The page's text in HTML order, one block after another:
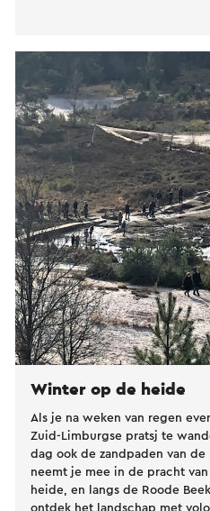
Winter op de heide
Als je na weken van regen
Zuid-Limburgse pratsj te
dag ook de zandpaden van de
neemt je mee in de pracht
heide, en langs de Roode
ontdek het landschap met